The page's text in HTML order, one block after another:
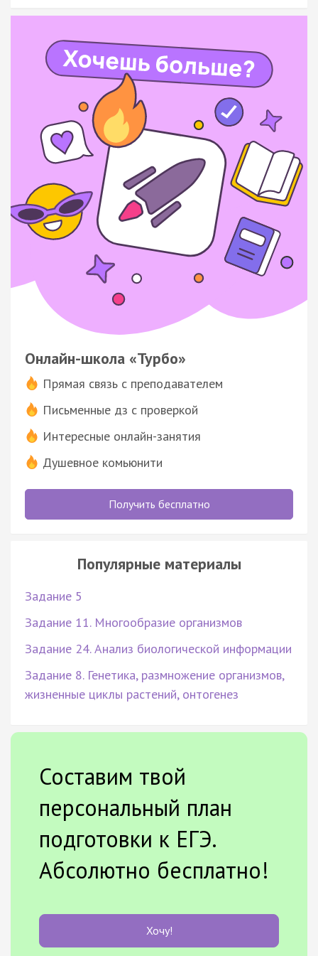
Онлайн-школа «Турбо»
Прямая связь с преподавателем
Письменные дз с проверкой
Интересные онлайн-занятия
Душевное комьюнити
Получить бесплатно
Популярные материалы
Задание 5
Задание 11. Многообразие организмов
Задание 24. Анализ биологической информации
Задание 8. Генетика, размножение организмов,
жизненные циклы растений, онтогенез
Составим твой
персональный план
подготовки к ЕГЭ.
Абсолютно бесплатно!
Хочу!